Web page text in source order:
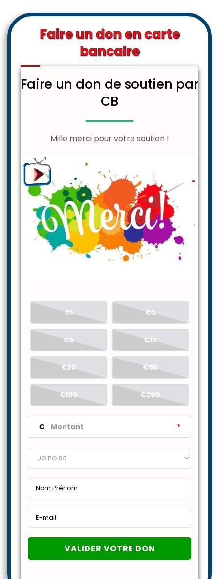
Faire un don en carte
bancaire
Faire un don de soutien par
€1 €2
€5 €10
€20 €50
€100 €200
€ *